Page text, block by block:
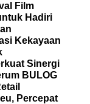
Film
Hadiri
Kekayaan
Sinergi
BULOG
Percepat